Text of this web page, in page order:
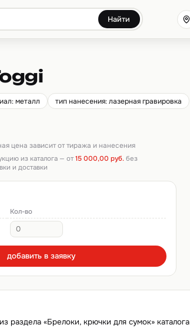
Найти
металл
тип нанесения: лазерная гравировка
цена зависит от тиража и нанесения
из каталога — от15 000,00 руб. без
и доставки
Кол-во
добавить в заявку
раздела «Брелоки, крючки для сумок» каталога